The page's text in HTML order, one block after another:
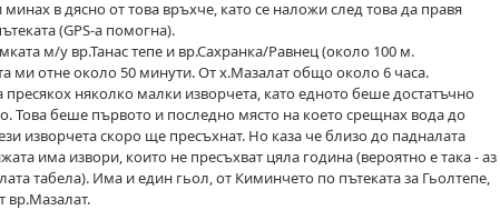
в дясно от това връхче, като се наложи след това да правя
(GPS-а помогна).
м/у вр.Танас тепе и вр.Сахранка/Равнец (около 100 м.
ми отне около 50 минути. От х.Мазалат общо около 6 часа.
пресякох няколко малки изворчета, като едното беше достатъчно
Това беше първото и последно място на което срещнах вода до
изворчета скоро ще пресъхнат. Но каза че близо до падналата
има извори, които не пресъхват цяла година (вероятно е така - аз
табела). Има и един гьол, от Киминчето по пътеката за Гьолтепе,
вр.Мазалат.